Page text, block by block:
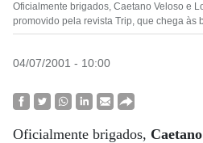
Oficialmente brigados, Caetano Veloso e
promovido pela revista Trip, que chega às
04/07/2001 - 10:00
Oficialmente brigados,